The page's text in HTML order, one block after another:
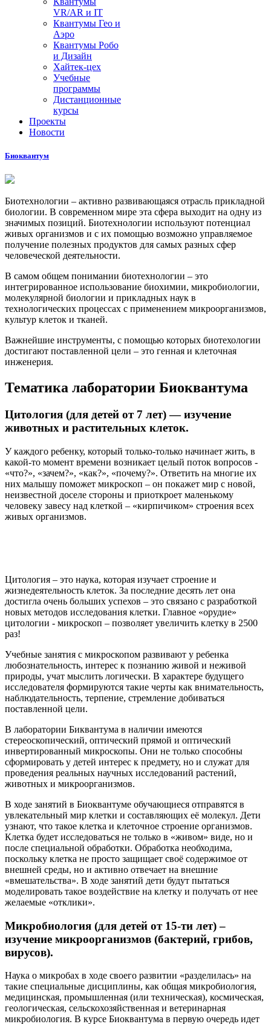
VR/AR и IT
Квантумы Гео и
Аэро
Квантумы Робо
и Дизайн
Хайтек-цех
Учебные
программы
Дистанционные
курсы
Проекты
Новости
Биоквантум
Биотехнологии – активно развивающаяся отрасль прикладной
биологии. В современном мире эта сфера выходит на одну из
значимых позиций. Биотехнологии используют потенциал
живых организмов и с их помощью возможно управляемое
получение полезных продуктов для самых разных сфер
человеческой деятельности.
В самом общем понимании биотехнологии – это
интегрированное использование биохимии, микробиологии,
молекулярной биологии и прикладных наук в
технологических процессах с применением микроорганизмов,
культур клеток и тканей.
Важнейшие инструменты, с помощью которых биотехологии
достигают поставленной цели – это генная и клеточная
инженерия.
Тематика лаборатории Биоквантума
Цитология (для детей от 7 лет) — изучение
животных и растительных клеток.
У каждого ребенку, который только-только начинает жить, в
какой-то момент времени возникает целый поток вопросов -
«что?», «зачем?», «как?», «почему?». Ответить на многие их
них малышу поможет микроскоп – он покажет мир с новой,
неизвестной доселе стороны и приоткроет маленькому
человеку завесу над клеткой – «кирпичиком» строения всех
живых организмов.
Цитология – это наука, которая изучает строение и
жизнедеятельность клеток. За последние десять лет она
достигла очень больших успехов – это связано с разработкой
новых методов исследования клетки. Главное «орудие»
цитологии - микроскоп – позволяет увеличить клетку в 2500
раз!
Учебные занятия с микроскопом развивают у ребенка
любознательность, интерес к познанию живой и неживой
природы, учат мыслить логически. В характере будущего
исследователя формируются такие черты как внимательность,
наблюдательность, терпение, стремление добиваться
поставленной цели.
В лаборатории Биквантума в наличии имеются
стереоскопический, оптический прямой и оптический
инвертированный микроскопы. Они не только способны
сформировать у детей интерес к предмету, но и служат для
проведения реальных научных исследований растений,
животных и микроорганизмов.
В ходе занятий в Биоквантуме обучающиеся отправятся в
увлекательный мир клетки и составляющих её молекул. Дети
узнают, что такое клетка и клеточное строение организмов.
Клетка будет исследоваться не только в «живом» виде, но и
после специальной обработки. Обработка необходима,
поскольку клетка не просто защищает своё содержимое от
внешней среды, но и активно отвечает на внешние
«вмешательства». В ходе занятий дети будут пытаться
моделировать такое воздействие на клетку и получать от нее
желаемые «отклики».
Микробиология (для детей от 15-ти лет) –
изучение микроорганизмов (бактерий, грибов,
вирусов).
Наука о микробах в ходе своего развитии «разделилась» на
такие специальные дисциплины, как общая микробиология,
медицинская, промышленная (или техническая), космическая,
геологическая, сельскохозяйственная и ветеринарная
микробиология. В курсе Биоквантума в первую очередь идет